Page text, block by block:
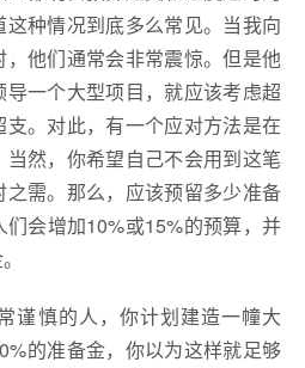
种情况到底多么常见。当我向
他们通常会非常震惊。但是他
一个大型项目，就应该考虑超
。对此，有一个应对方法是在
然，你希望自己不会用到这笔
需。那么，应该预留多少准备
会增加10%或15%的预算，并
谨慎的人，你计划建造一幢大
的准备金，你以为这样就足够